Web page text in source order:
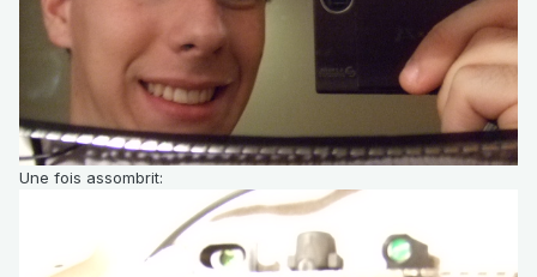
Une fois assombrit: